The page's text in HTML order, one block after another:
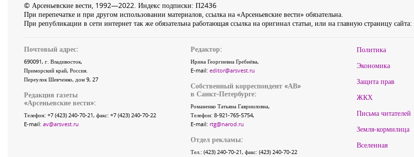
© Арсеньевские вести, 1992—2022. Индекс подписки: П2436
При перепечатке и при другом использовании материалов, ссылка на «Арсеньевские вести» обязательна.
При републикации в сети интернет так же обязательна работающая ссылка на оригинал статьи, или на главную страницу сайта:
Почтовый адрес:
690091, г. Владивосток,
Приморский край, Россия.
Переулок Шевченко, дом 9, 27
Редакция газеты
«Арсеньевские вести»:
Телефон: +7 (423) 240-70-21, факс: +7 (423) 240-70-22
E-mail: av@arsvest.ru
Редактор:
Ирина Георгиевна Гребнёва,
E-mail: editor@arsvest.ru
Собственный корреспондент «АВ»
в Санкт-Петербурге:
Романенко Татьяна Гаврииловна,
Телефон: 8-921-765-5754,
E-mail: rtg@narod.ru
Отдел рекламы:
Тел.: (423) 240-70-21, факс: (423) 240-70-22
Политика
Экономика
Защита прав
ЖКХ
Письма читателей
Земля-кормилица
Вселенная